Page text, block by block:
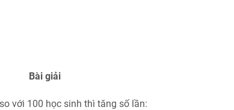
Bài giải
với 100 học sinh thì tăng số lần: